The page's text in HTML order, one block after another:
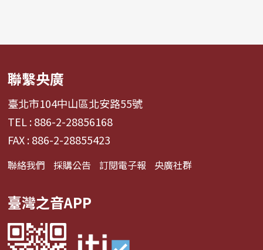
聯繫央廣
臺北市104中山區北安路55號
TEL : 886-2-28856168
FAX : 886-2-28855423
聯絡我們 採購公告 訂閱電子報 央廣社群
臺灣之音APP